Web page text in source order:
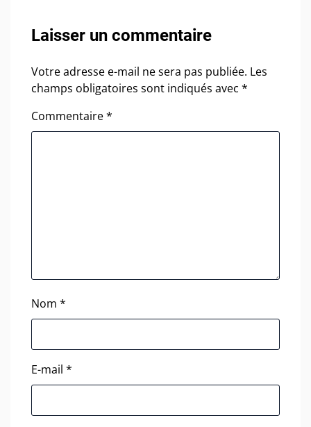
Laisser un commentaire
Votre adresse e-mail ne sera pas publiée. Les
champs obligatoires sont indiqués avec *
Commentaire*
Nom *
E-mail *